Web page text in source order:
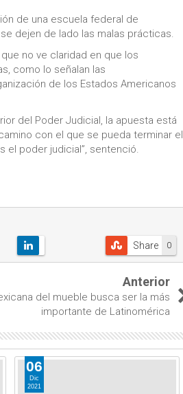
de una escuela federal de
dejen de lado las malas prácticas.
no ve claridad en que los
como lo señalan las
de los Estados Americanos
del Poder Judicial, la apuesta está
con el que se pueda terminar el
poder judicial”, sentenció.
0
Share
Anterior
del mueble busca ser la más
importante de Latinomérica
06
Dic
2021